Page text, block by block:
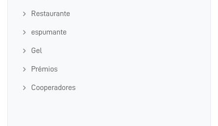
Restaurante
espumante
Gel
Prémios
Cooperadores